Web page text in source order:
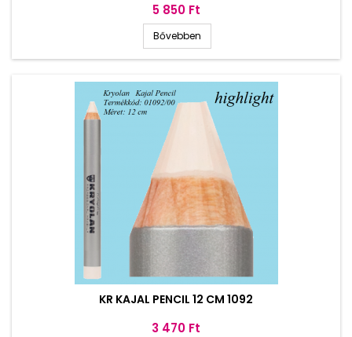
Ár
5 850 Ft
Bővebben
KR KAJAL PENCIL 12 CM 1092
Ár
3 470 Ft